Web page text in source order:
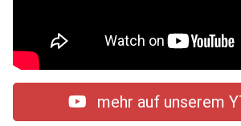
mehr auf unserem